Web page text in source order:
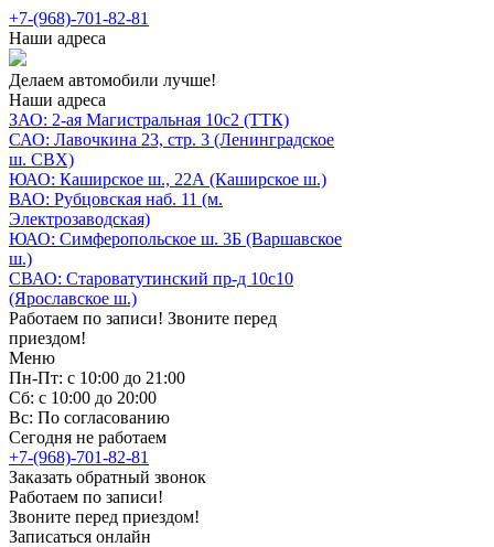
+7-(968)-701-82-81
Наши адреса
Делаем автомобили лучше!
Наши адреса
ЗАО: 2-ая Магистральная 10с2 (ТТК)
САО: Лавочкина 23, стр. 3 (Ленинградское
ш. СВХ)
ЮАО: Каширское ш., 22А (Каширское ш.)
ВАО: Рубцовская наб. 11 (м.
Электрозаводская)
ЮАО: Симферопольское ш. 3Б (Варшавское
ш.)
СВАО: Староватутинский пр-д 10с10
(Ярославское ш.)
Работаем по записи! Звоните перед
приездом!
Меню
Пн-Пт: с 10:00 до 21:00
Сб: с 10:00 до 20:00
Вс: По согласованию
Сегодня не работаем
+7-(968)-701-82-81
Заказать обратный звонок
Работаем по записи!
Звоните перед приездом!
Записаться онлайн